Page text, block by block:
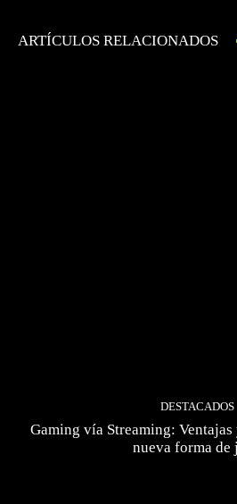
ARTÍCULOS RELACIONADOS
DESTACADOS
Gaming vía Streaming: Ventajas
nueva forma de